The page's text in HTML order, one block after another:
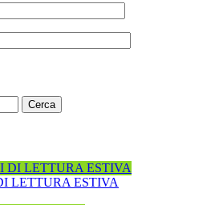
LETTURA ESTIVA